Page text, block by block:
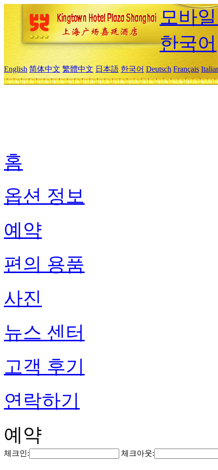
모바
한국어
English 简体中文 繁體中文 日本語 한국어 Deutsch Français
홈
옵션 정보
예약
편의 용품
사진
뉴스 센터
고객 후기
연락하기
예약
체크인: 체크아웃: